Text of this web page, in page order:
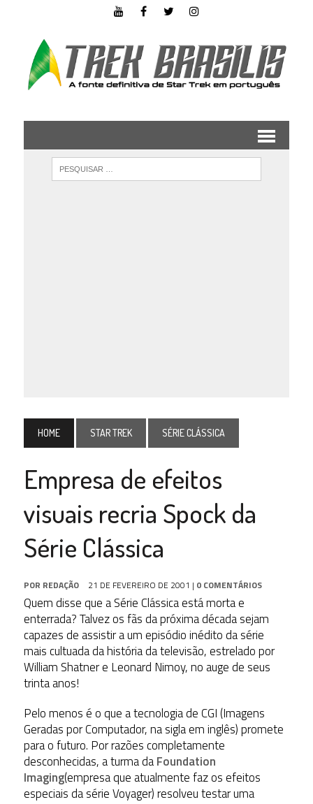
HOME STAR TREK SÉRIE CLÁSSICA
Empresa de efeitos
visuais recria Spock da
Série Clássica
POR REDAÇÃO 21 DE FEVEREIRO DE 2001 | 0 COMENTÁRIOS
Quem disse que a Série Clássica está morta e
enterrada? Talvez os fãs da próxima década sejam
capazes de assistir a um episódio inédito da série
mais cultuada da história da televisão, estrelado por
William Shatner e Leonard Nimoy, no auge de seus
trinta anos!
Pelo menos é o que a tecnologia de CGI (Imagens
Geradas por Computador, na sigla em inglês) promete
para o futuro. Por razões completamente
desconhecidas, a turma daFoundation
Imaging(empresa que atualmente faz os efeitos
especiais da série Voyager) resolveu testar uma